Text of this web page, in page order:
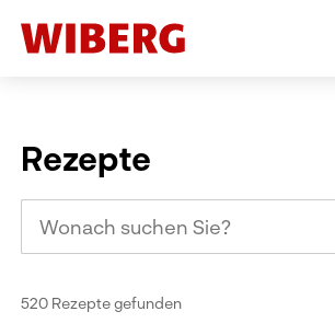
Rezepte
520 Rezepte gefunden